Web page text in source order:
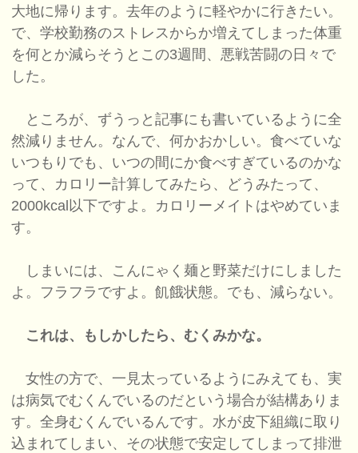
大地に帰ります。去年のように軽やかに行きたい。
で、学校勤務のストレスからか増えてしまった体重
を何とか減らそうとこの3週間、悪戦苦闘の日々で
した。
ところが、ずうっと記事にも書いているように全
然減りません。なんで、何かおかしい。食べていな
いつもりでも、いつの間にか食べすぎているのかな
って、カロリー計算してみたら、どうみたって、
2000kcal以下ですよ。カロリーメイトはやめていま
す。
しまいには、こんにゃく麺と野菜だけにしました
よ。フラフラですよ。飢餓状態。でも、減らない。
これは、もしかしたら、むくみかな。
女性の方で、一見太っているようにみえても、実
は病気でむくんでいるのだという場合が結構ありま
す。全身むくんでいるんです。水が皮下組織に取り
込まれてしまい、その状態で安定してしまって排泄